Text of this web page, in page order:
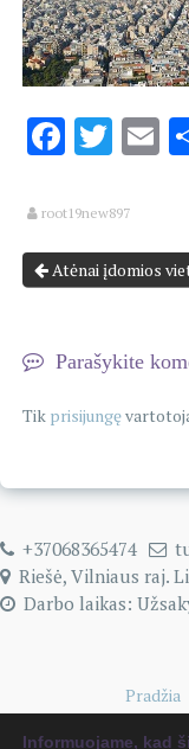
root19new897
Atėnai įdomios
Parašykite
Tik prisijungę
+37068365474
Riešė, Vilniaus raj.
Darbo laikas:
Pradžia
Naudingi
Informuojame, kad